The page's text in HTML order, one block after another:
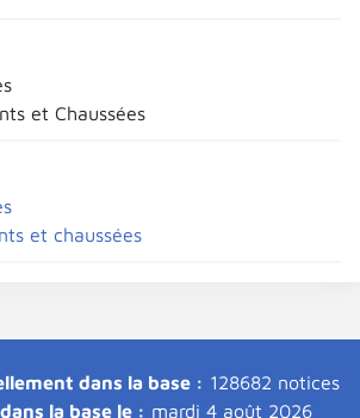
et Chaussées
et chaussées
dans la base : 128682 notices
la base le : mardi 4 août 2026